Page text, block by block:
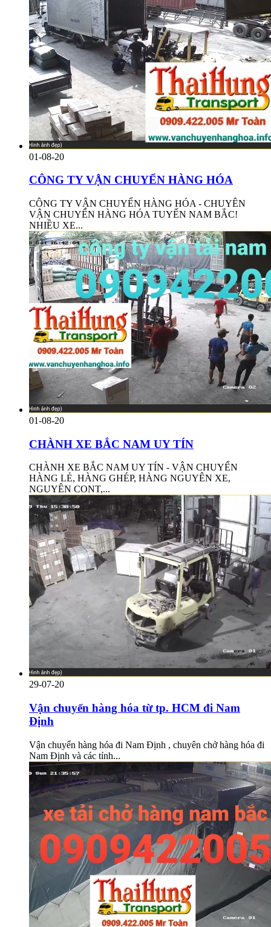
01-08-20
CÔNG TY VẬN CHUYỂN HÀNG HÓA
CÔNG TY VẬN CHUYỂN HÀNG HÓA - CHUYÊN
VẬN CHUYỂN HÀNG HÓA TUYẾN NAM BẮC!
NHIỀU XE...
01-08-20
CHÀNH XE BẮC NAM UY TÍN
CHÀNH XE BẮC NAM UY TÍN - VẬN CHUYỂN
HÀNG LẺ, HÀNG GHÉP, HÀNG NGUYÊN XE,
NGUYÊN CONT,...
29-07-20
Vận chuyển hàng hóa từ tp. HCM đi Nam
Định
Vận chuyển hàng hóa đi Nam Định , chuyên chở hàng hóa đi
Nam Định và các tỉnh...